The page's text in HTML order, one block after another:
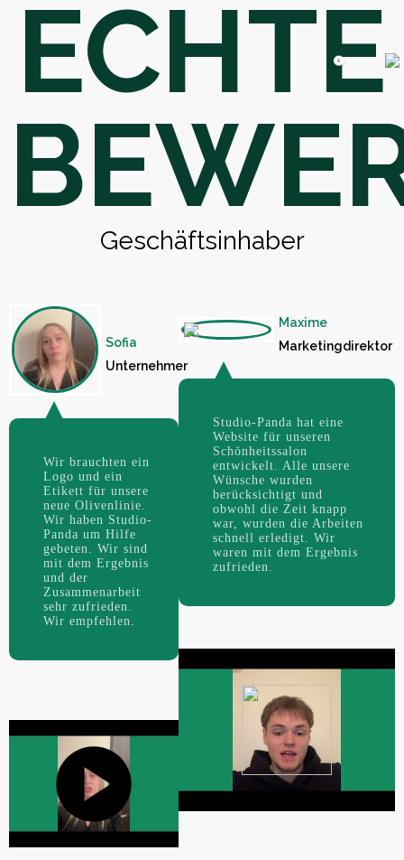
ECHTE
Geschäftsinhaber
Sofia
Unternehmer
Wir brauchten ein
Logo und ein
Etikett für unsere
neue Olivenlinie.
Wir haben Studio-
Panda um Hilfe
gebeten. Wir sind
mit dem Ergebnis
und der
Zusammenarbeit
sehr zufrieden.
Wir empfehlen.
Maxime
Marketingdirektor
Studio-Panda hat eine
Website für unseren
Schönheitssalon
entwickelt. Alle unsere
Wünsche wurden
berücksichtigt und
obwohl die Zeit knapp
war, wurden die Arbeiten
schnell erledigt. Wir
waren mit dem Ergebnis
zufrieden.